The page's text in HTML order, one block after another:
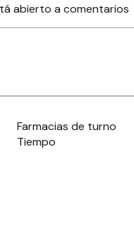
abierto a comentarios
Farmacias de turno
Tiempo